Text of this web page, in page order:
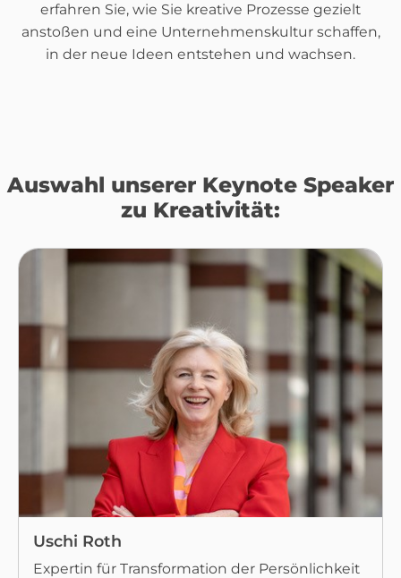
erfahren Sie, wie Sie kreative Prozesse gezielt
anstoßen und eine Unternehmenskultur schaffen,
in der neue Ideen entstehen und wachsen.
Auswahl unserer Keynote Speaker
zu Kreativität:
Uschi Roth
Expertin für Transformation der Persönlichkeit